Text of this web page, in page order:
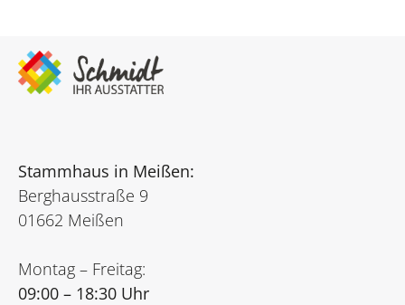
Stammhaus in Meißen:
Berghausstraße 9
01662 Meißen
Montag – Freitag:
09:00 – 18:30 Uhr